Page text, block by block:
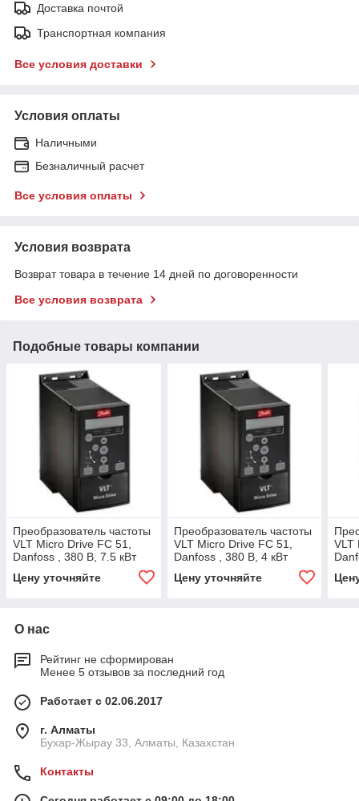
Доставка почтой
Транспортная компания
Все условия доставки
Условия оплаты
Наличными
Безналичный расчет
Все условия оплаты
Условия возврата
Возврат товара в течение 14 дней по договоренности
Все условия возврата
Подобные товары компании
Преобразователь частоты
VLT Micro Drive FC 51,
Danfoss , 380 В, 7.5 кВт
Цену уточняйте
Преобразователь частоты
VLT Micro Drive FC 51,
Danfoss , 380 В, 4 кВт
Цену уточняйте
VLT
О нас
Рейтинг не сформирован
Менее 5 отзывов за последний год
Работает с 02.06.2017
г. Алматы
Бухар-Жырау 33, Алматы, Казахстан
Контакты